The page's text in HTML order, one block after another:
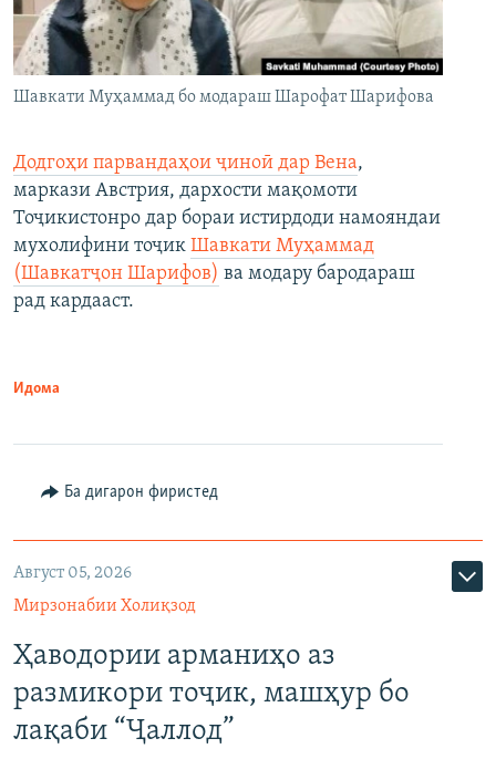
Шавкати Муҳаммад бо модараш Шарофат Шарифова
Додгоҳи парвандаҳои ҷиноӣ дар Вена,
маркази Австрия, дархости мақомоти
Тоҷикистонро дар бораи истирдоди намояндаи
мухолифини тоҷик Шавкати Муҳаммад
(Шавкатҷон Шарифов) ва модару бародараш
рад кардааст.
Идома
Ба дигарон фиристед
Август 05, 2026
Мирзонабии Холиқзод
Ҳаводории арманиҳо аз
размикори тоҷик, машҳур бо
лақаби “Ҷаллод”